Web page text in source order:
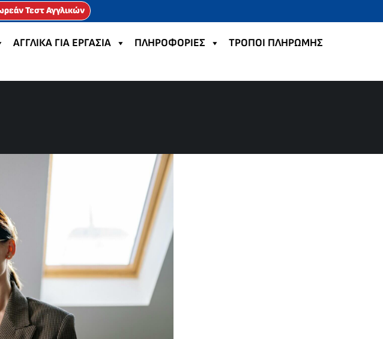
Τεστ Αγγλικών
ΑΓΓΛΙΚΑ ΓΙΑ ΕΡΓΑΣΙΑ ΠΛΗΡΟΦΟΡΙΕΣ TΡΟΠΟΙ ΠΛΗΡΩΜΗΣ